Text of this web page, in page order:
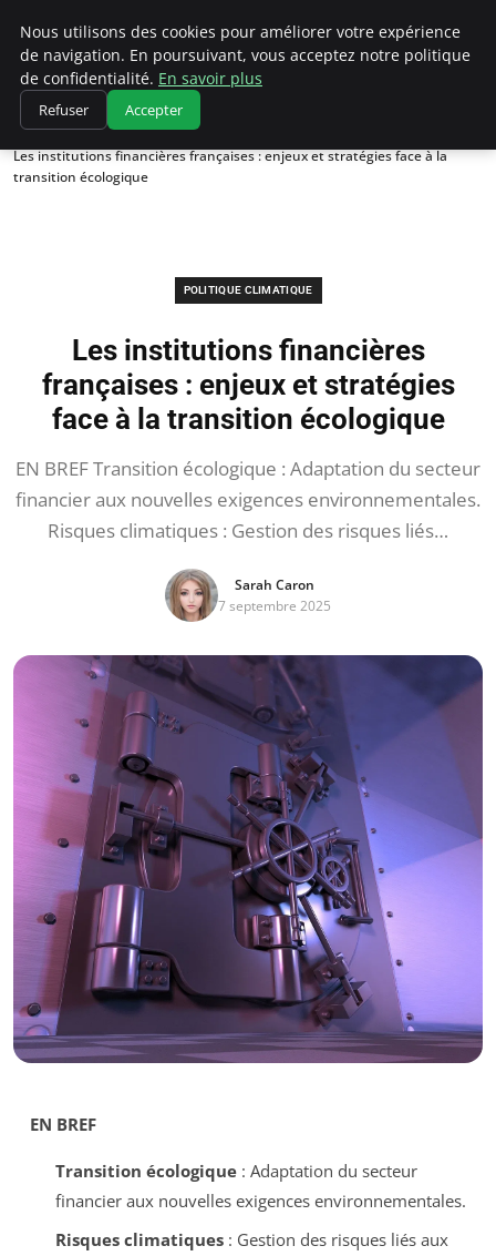
Climatedebtagents
Accueil
Politique climatique
Les institutions financières françaises : enjeux et stratégies face à la
transition écologique
POLITIQUE CLIMATIQUE
Les institutions financières
françaises : enjeux et stratégies
face à la transition écologique
EN BREF Transition écologique : Adaptation du secteur
financier aux nouvelles exigences environnementales.
Risques climatiques : Gestion des risques liés…
Sarah Caron
7 septembre 2025
EN BREF
Transition écologique: Adaptation du secteur
financier aux nouvelles exigences environnementales.
Risques climatiques: Gestion des risques liés aux
Nous utilisons des cookies pour améliorer votre expérience
de navigation. En poursuivant, vous acceptez notre politique
de confidentialité. En savoir plus
Refuser Accepter